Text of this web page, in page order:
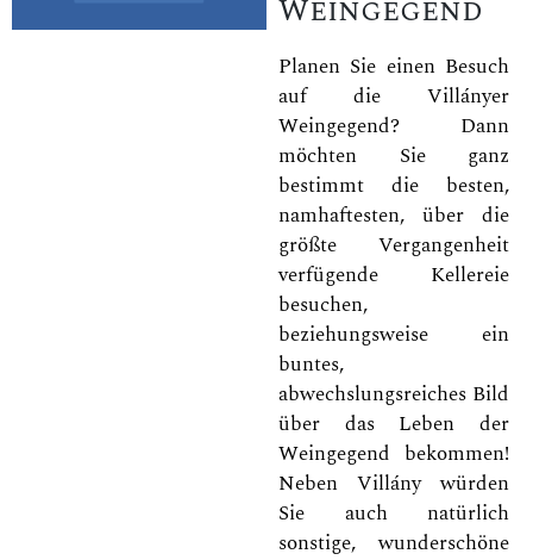
Weingegend
Planen Sie einen Besuch
auf die Villányer
Weingegend? Dann
möchten Sie ganz
bestimmt die besten,
namhaftesten, über die
größte Vergangenheit
verfügende Kellereie
besuchen,
beziehungsweise ein
buntes,
abwechslungsreiches Bild
über das Leben der
Weingegend bekommen!
Neben Villány würden
Sie auch natürlich
sonstige, wunderschöne